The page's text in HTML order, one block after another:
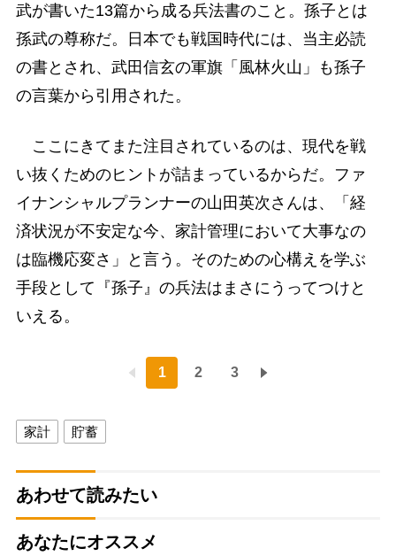
武が書いた13篇から成る兵法書のこと。孫子とは
孫武の尊称だ。日本でも戦国時代には、当主必読
の書とされ、武田信玄の軍旗「風林火山」も孫子
の言葉から引用された。
ここにきてまた注目されているのは、現代を戦
い抜くためのヒントが詰まっているからだ。ファ
イナンシャルプランナーの山田英次さんは、「経
済状況が不安定な今、家計管理において大事なの
は臨機応変さ」と言う。そのための心構えを学ぶ
手段として『孫子』の兵法はまさにうってつけと
いえる。
1 2 3
家計 貯蓄
あわせて読みたい
あなたにオススメ